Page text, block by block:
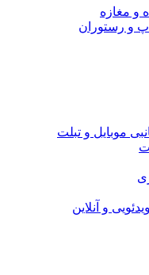
و مغازه
و رستوران
موبایل و تبلت
و آنلاین